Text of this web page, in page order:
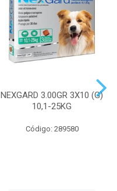
NEXGARD 3.00GR 3X10 (G)
10,1-25KG
Código: 289580